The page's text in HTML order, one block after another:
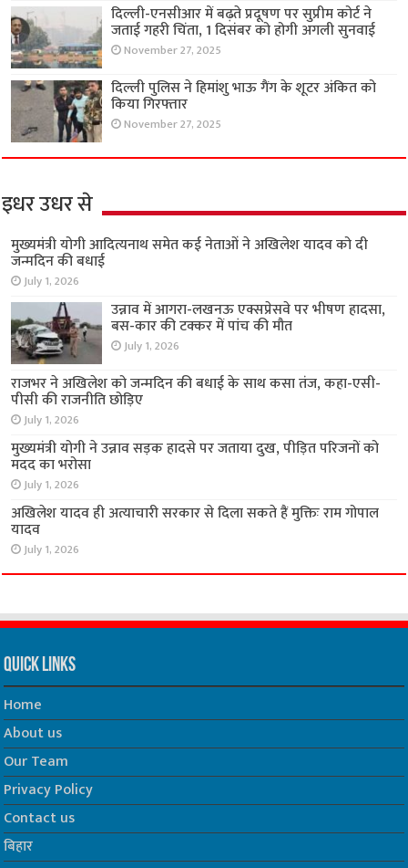
दिल्ली-एनसीआर में बढ़ते प्रदूषण पर सुप्रीम कोर्ट ने
जताई गहरी चिंता, 1 दिसंबर को होगी अगली सुनवाई
November 27, 2025
दिल्ली पुलिस ने हिमांशु भाऊ गैंग के शूटर अंकित को
किया गिरफ्तार
November 27, 2025
इधर उधर से
मुख्यमंत्री योगी आदित्यनाथ समेत कई नेताओं ने अखिलेश यादव को दी
जन्मदिन की बधाई
July 1, 2026
उन्नाव में आगरा-लखनऊ एक्सप्रेसवे पर भीषण हादसा,
बस-कार की टक्कर में पांच की मौत
July 1, 2026
राजभर ने अखिलेश को जन्मदिन की बधाई के साथ कसा तंज, कहा-एसी-
पीसी की राजनीति छोड़िए
July 1, 2026
मुख्यमंत्री योगी ने उन्नाव सड़क हादसे पर जताया दुख, पीड़ित परिजनों को
मदद का भरोसा
July 1, 2026
अखिलेश यादव ही अत्याचारी सरकार से दिला सकते हैं मुक्तिः राम गोपाल
यादव
July 1, 2026
Quick Links
Home
About us
Our Team
Privacy Policy
Contact us
बिहार